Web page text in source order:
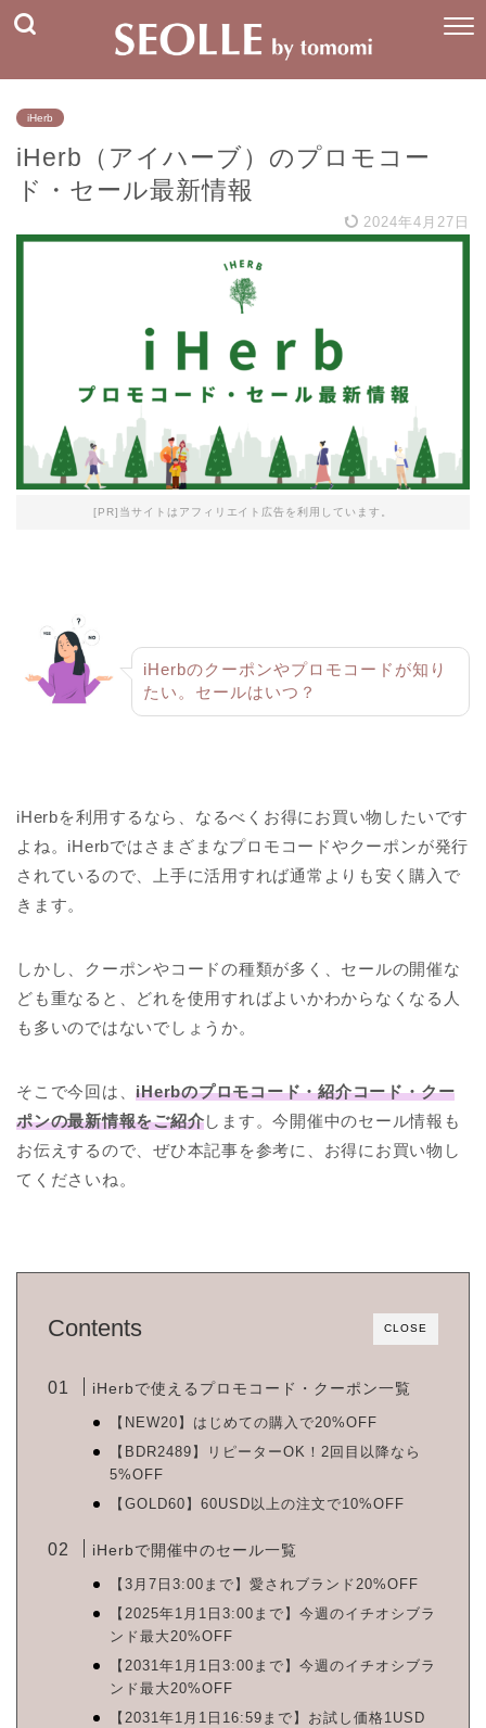
iHerb
iHerb（アイハーブ）のプロモコー
ド・セール最新情報
2024年4月27日
[PR]当サイトはアフィリエイト広告を利用しています。
iHerbのクーポンやプロモコードが知り
たい。セールはいつ？
iHerbを利用するなら、なるべくお得にお買い物したいです
よね。iHerbではさまざまなプロモコードやクーポンが発行
されているので、上手に活用すれば通常よりも安く購入で
きます。
しかし、クーポンやコードの種類が多く、セールの開催な
ども重なると、どれを使用すればよいかわからなくなる人
も多いのではないでしょうか。
そこで今回は、iHerbのプロモコード・紹介コード・クー
ポンの最新情報をご紹介します。今開催中のセール情報も
お伝えするので、ぜひ本記事を参考に、お得にお買い物し
てくださいね。
CLOSE
Contents
iHerbで使えるプロモコード・クーポン一覧
【NEW20】はじめての購入で20%OFF
【BDR2489】リピーターOK！2回目以降なら
5%OFF
【GOLD60】60USD以上の注文で10%OFF
iHerbで開催中のセール一覧
【3月7日3:00まで】愛されブランド20%OFF
【2025年1月1日3:00まで】今週のイチオシブラ
ンド最大20%OFF
【2031年1月1日3:00まで】今週のイチオシブラ
ンド最大20%OFF
【2031年1月1日16:59まで】お試し価格1USD